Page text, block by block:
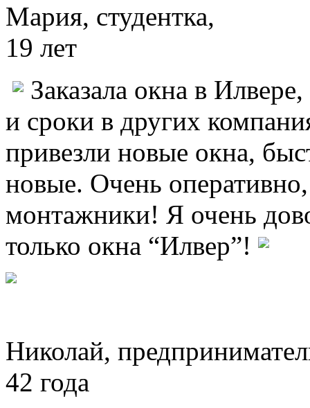
Мария, студентка,
19 лет
Заказала окна в
и сроки в других
привезли новые окна,
новые. Очень
монтажники! Я очень
только окна “Илвер”!
Николай,
42 года